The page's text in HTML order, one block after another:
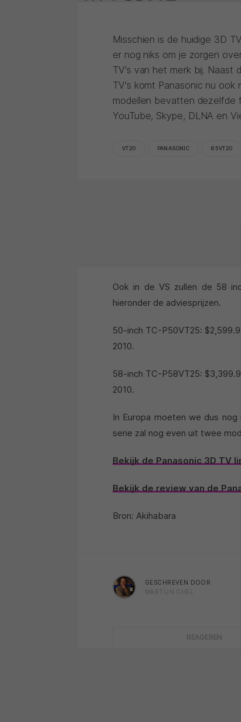
Misschien is de huidige 3D
er nog niks om je zorgen
TV's van het merk bij. Naast
TV's komt Panasonic nu
modellen bevatten dezelfde
YouTube, Skype, DLNA en
VT20 PANASONIC 65VT20
Ook in de VS zullen de 58
hieronder de adviesprijzen.
50-inch TC-P50VT25:
2010.
58-inch TC-P58VT25:
2010.
In Europa moeten we dus
serie zal nog even uit twee
Bekijk de Panasonic 3D TV
Bekijk de review van de
Bron: Akihabara
GESCHREVEN DOOR
MARTIJN CHEL
REAGEREN